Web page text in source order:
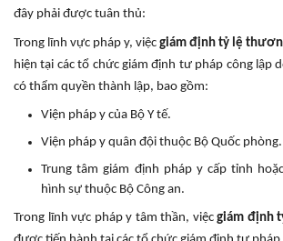
đây phải được tuân thủ:
Trong lĩnh vực pháp y, việc giám định tỷ lệ
hiện tại các tổ chức giám định tư pháp công lập
có thẩm quyền thành lập, bao gồm:
Viện pháp y của Bộ Y tế.
Viện pháp y quân đội thuộc Bộ Quốc phòng.
Trung tâm giám định pháp y cấp tỉnh
hình sự thuộc Bộ Công an.
Trong lĩnh vực pháp y tâm thần, việc giám định